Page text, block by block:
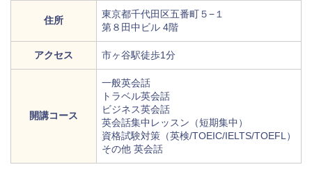
住所
東京都千代田区五番町５−１
第８田中ビル 4階
アクセス 市ヶ谷駅徒歩1分
開講コース
一般英会話
トラベル英会話
ビジネス英会話
英会話集中レッスン（短期集中）
資格試験対策（英検/TOEIC/IELTS/TOEFL）
その他 英会話